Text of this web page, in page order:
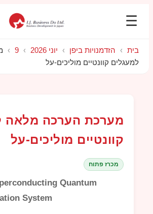
☰
בית › הזדמנויות ביפן › יוני 2026 ›
›
למעגלים קוונטיים מוליכים-על
מערכת הערכה מלאה
קוונטיים מוליכים-על
מכרז פתוח
Quantum
System